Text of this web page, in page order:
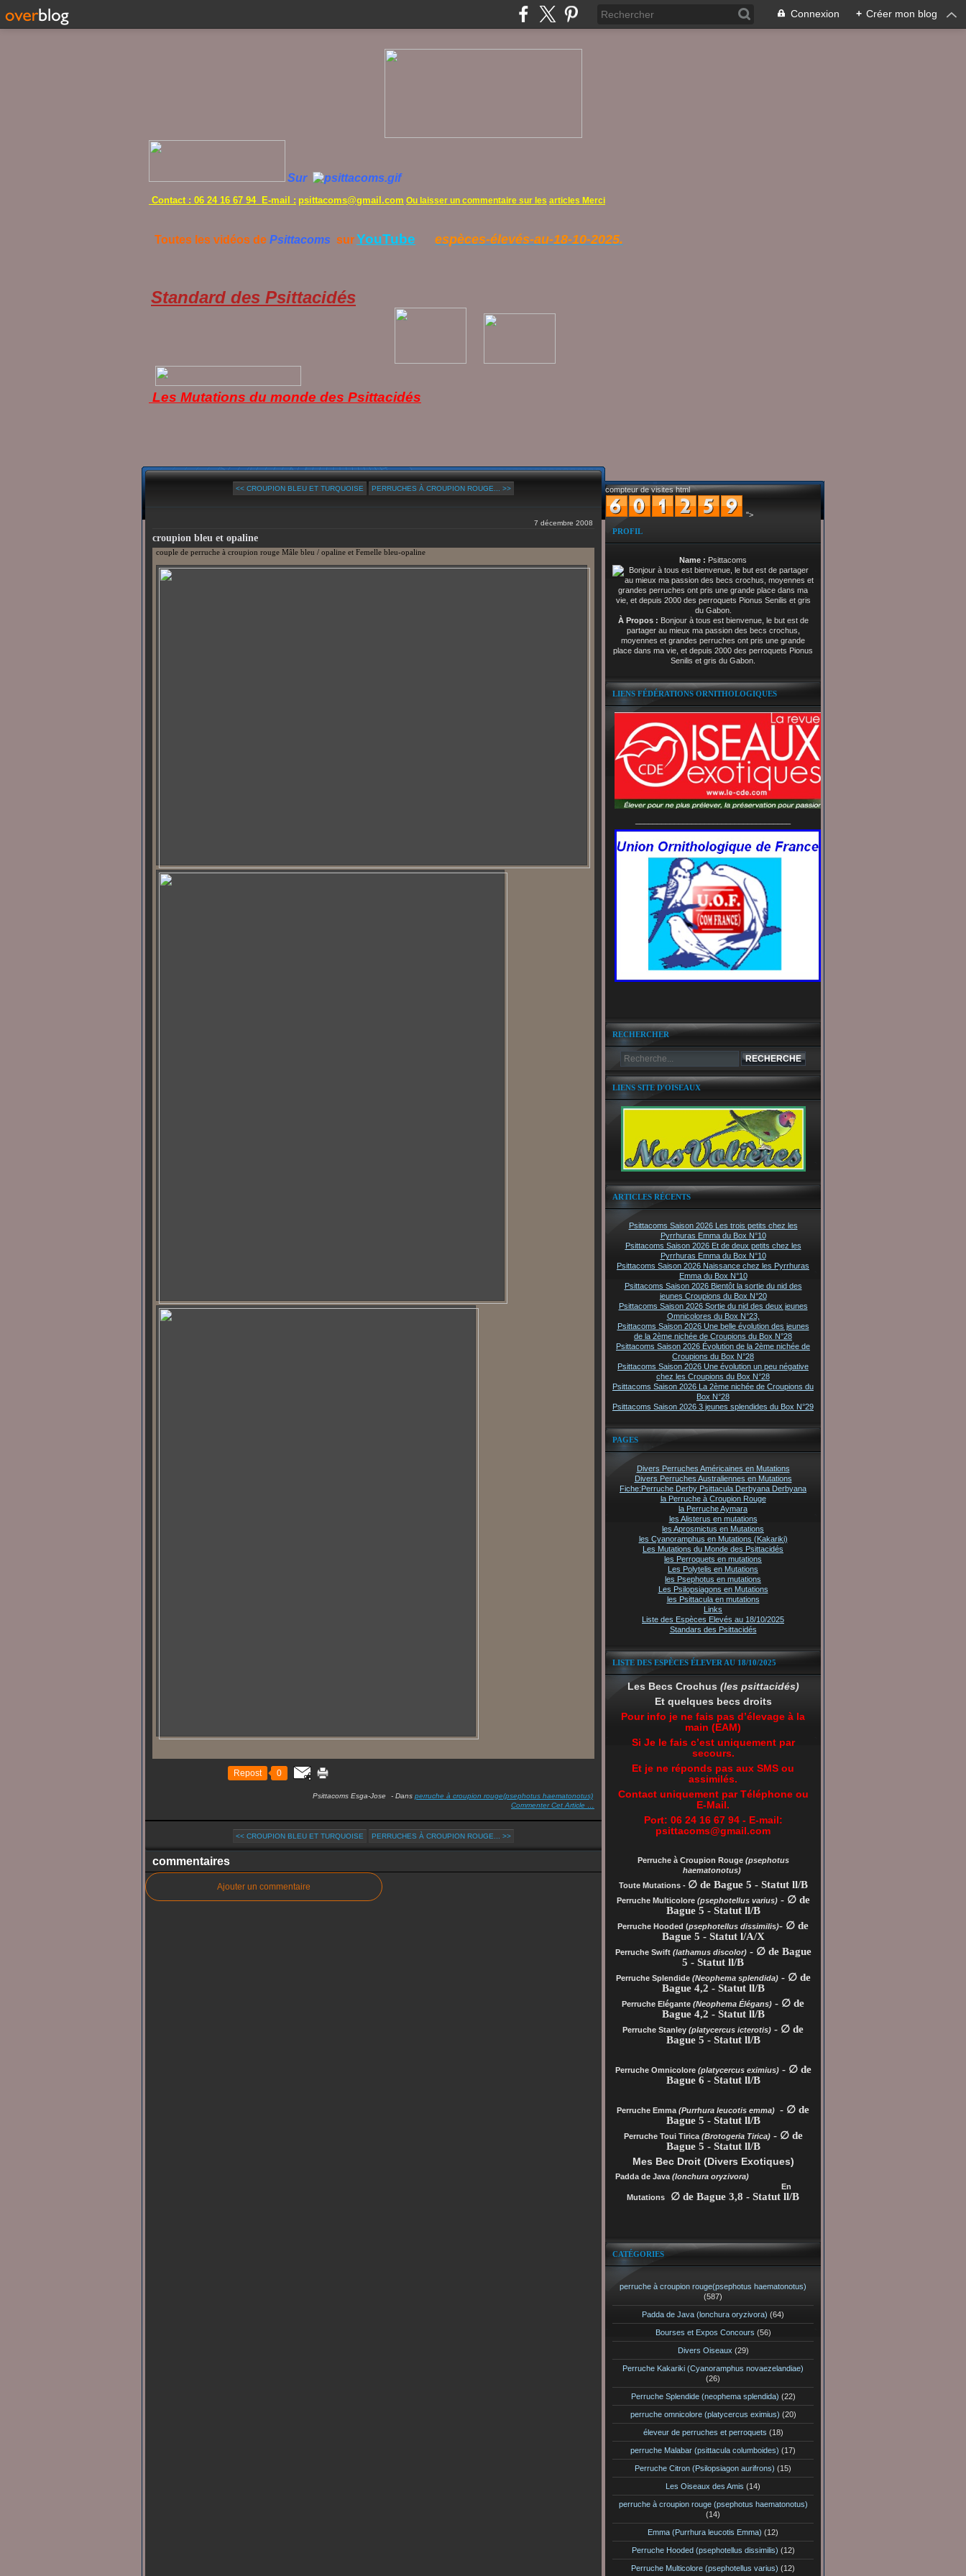
Connexion + Créer mon blog
Sur
Contact : 06 24 16 67 94 E-mail : psittacoms@gmail.com Ou laisser un commentaire sur les articles Merci
Toutes les vidéos de Psittacoms surYouTube espèces-élevés-au-18-10-2025.
Standard des Psittacidés
Les Mutations du monde des Psittacidés
<< CROUPION BLEU ET TURQUOISE PERRUCHES À CROUPION ROUGE... >>
7 décembre 2008
croupion bleu et opaline
couple de perruche à croupion rouge Mâle bleu / opaline et Femelle bleu-opaline
Repost 0
Psittacoms Esga-Jose - Dans perruche à croupion rouge(psephotus haematonotus)
Commenter Cet Article
<< CROUPION BLEU ET TURQUOISE PERRUCHES À CROUPION ROUGE... >>
commentaires
Ajouter un commentaire
compteur de visites html
">
PROFIL
Name : Psittacoms
À Propos : Bonjour à tous est bienvenue, le but est de
partager au mieux ma passion des becs crochus,
moyennes et grandes perruches ont pris une grande
place dans ma vie, et depuis 2000 des perroquets Pionus
Senilis et gris du Gabon.
LIENS FÉDÉRATIONS ORNITHOLOGIQUES
RECHERCHER
LIENS SITE D'OISEAUX
ARTICLES RÉCENTS
Psittacoms Saison 2026 Les trois petits chez les
Pyrrhuras Emma du Box N°10
Psittacoms Saison 2026 Et de deux petits chez les
Pyrrhuras Emma du Box N°10
Psittacoms Saison 2026 Naissance chez les Pyrrhuras
Emma du Box N°10
Psittacoms Saison 2026 Bientôt la sortie du nid des
jeunes Croupions du Box N°20
Psittacoms Saison 2026 Sortie du nid des deux jeunes
Omnicolores du Box N°23,
Psittacoms Saison 2026 Une belle évolution des jeunes
de la 2ème nichée de Croupions du Box N°28
Psittacoms Saison 2026 Évolution de la 2ème nichée de
Croupions du Box N°28
Psittacoms Saison 2026 Une évolution un peu négative
chez les Croupions du Box N°28
Psittacoms Saison 2026 La 2ème nichée de Croupions du
Box N°28
Psittacoms Saison 2026 3 jeunes splendides du Box N°29
PAGES
Divers Perruches Américaines en Mutations
Divers Perruches Australiennes en Mutations
Fiche:Perruche Derby Psittacula Derbyana Derbyana
la Perruche à Croupion Rouge
la Perruche Aymara
les Alisterus en mutations
les Aprosmictus en Mutations
les Cyanoramphus en Mutations (Kakariki)
Les Mutations du Monde des Psittacidés
les Perroquets en mutations
Les Polytelis en Mutations
les Psephotus en mutations
Les Psilopsiagons en Mutations
les Psittacula en mutations
Links
Liste des Espèces Elevés au 18/10/2025
Standars des Psittacidés
LISTE DES ESPÈCES ÉLEVER AU 18/10/2025
Les Becs Crochus (les psittacidés)
Et quelques becs droits
Pour info je ne fais pas d’élevage à la
main (EAM)
Si Je le fais c’est uniquement par
secours.
Et je ne réponds pas aux SMS ou
assimilés.
Contact uniquement par Téléphone ou
E-Mail.
Port: 06 24 16 67 94 - E-mail:
psittacoms@gmail.com
Perruche à Croupion Rouge(psephotus
haematonotus)
Toute Mutations - ∅ de Bague 5 - Statut ll/B
Perruche Multicolore (psephotellus varius)- ∅ de
Bague 5 - Statut ll/B
Perruche Hooded (psephotellus dissimilis)- ∅ de
Bague 5 - Statut l/A/X
Perruche Swift (lathamus discolor)- ∅ de Bague
5 - Statut ll/B
Perruche Splendide (Neophema splendida)- ∅ de
Bague 4,2 - Statut ll/B
Perruche Elégante (Neophema Élégans) - ∅ de
Bague 4,2 - Statut ll/B
Perruche Stanley (platycercus icterotis) - ∅ de
Bague 5 - Statut ll/B
Perruche Omnicolore (platycercus eximius)- ∅ de
Bague 6 - Statut ll/B
Perruche Emma (Purrhura leucotis emma) - ∅ de
Bague 5 - Statut ll/B
Perruche Toui Tirica (Brotogeria Tirica)- ∅ de
Bague 5 - Statut ll/B
Mes Bec Droit (Divers Exotiques)
Padda de Java(lonchura oryzivora)
En
Mutations
∅ de Bague 3,8 - Statut ll/B
CATÉGORIES
perruche à croupion rouge(psephotus haematonotus)
(587)
Padda de Java (lonchura oryzivora) (64)
Bourses et Expos Concours (56)
Divers Oiseaux (29)
Perruche Kakariki (Cyanoramphus novaezelandiae)
(26)
Perruche Splendide (neophema splendida) (22)
perruche omnicolore (platycercus eximius) (20)
éleveur de perruches et perroquets (18)
perruche Malabar (psittacula columboides) (17)
Perruche Citron (Psilopsiagon aurifrons) (15)
Les Oiseaux des Amis (14)
perruche à croupion rouge (psephotus haematonotus)
(14)
Emma (Purrhura leucotis Emma) (12)
Perruche Hooded (psephotellus dissimilis) (12)
Perruche Multicolore (psephotellus varius) (12)